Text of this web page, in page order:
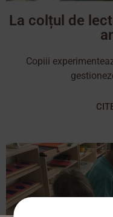
La colțul de
Copiii